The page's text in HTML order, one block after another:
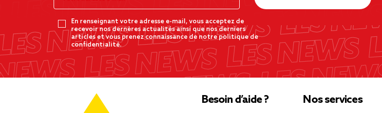
En renseignant votre adresse e-mail, vous acceptez de
recevoir nos dernères actualités ainsi que nos derniers
articles et vous prenez connaissance de notre politique de
confidentialité.
Besoin d’aide ? Nos services